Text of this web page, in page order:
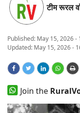
States
Events
Agritech
Cooperatives
टीम रूरल
Published: May 15, 2026 -
Updated: May 15, 2026 -
Join the